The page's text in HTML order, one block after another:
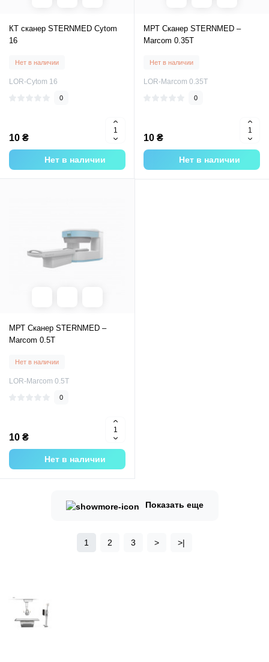
КТ сканер STERNMED Cytom
16
Нет в наличии
LOR-Cytom 16
0
10 ₴
Нет в наличии
МРТ Сканер STERNMED –
Marcom 0.35T
Нет в наличии
LOR-Marcom 0.35T
0
10 ₴
Нет в наличии
МРТ Сканер STERNMED –
Marcom 0.5T
Нет в наличии
LOR-Marcom 0.5T
0
10 ₴
Нет в наличии
Показать еще
1 2 3 > >|